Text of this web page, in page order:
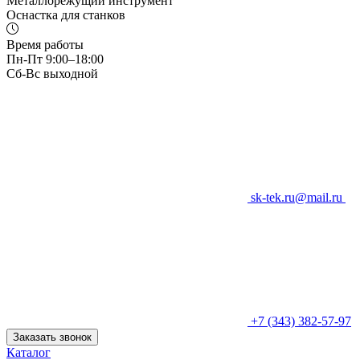
Оснастка для станков
Время работы
Пн-Пт 9:00–18:00
Сб-Вс выходной
sk-tek.ru@mail.ru
+7 (343) 382-57-97
Заказать звонок
Каталог